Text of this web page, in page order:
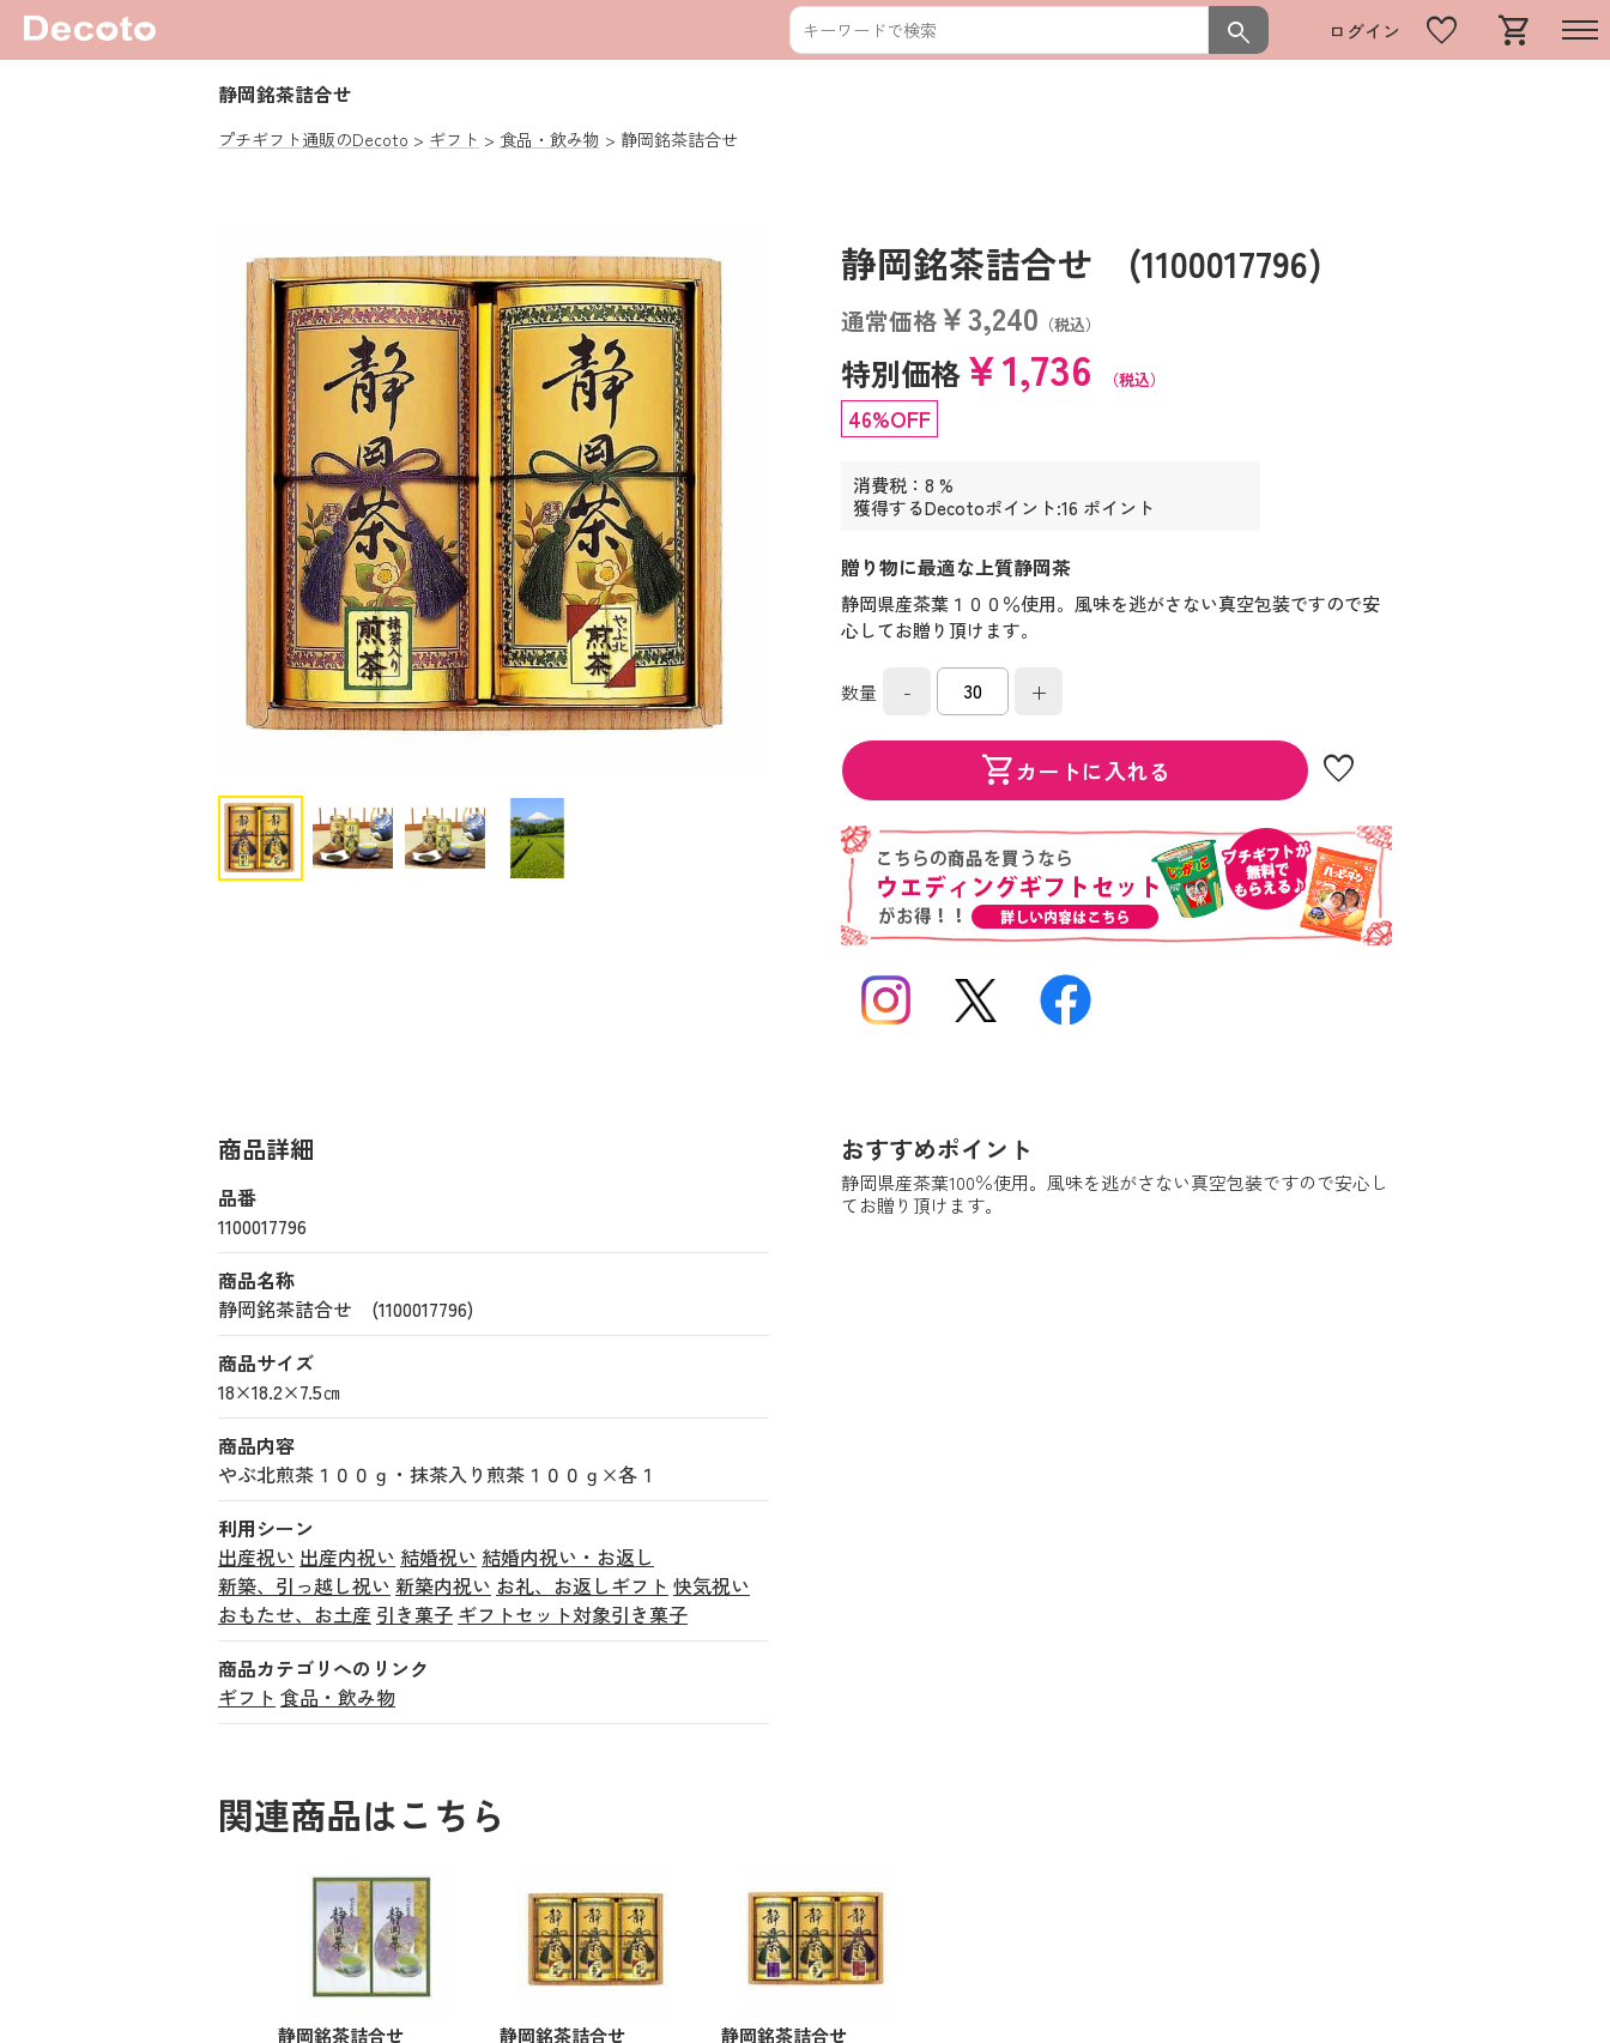
search ログイン favorite shopping_cart
静岡銘茶詰合せ
プチギフト通販のDecoto ギフト 食品・飲み物 静岡銘茶詰合せ
静岡銘茶詰合せ (1100017796)
通常価格￥3,240 （税込）
特別価格￥1,736 （税込）
46%OFF
消費税：8 %
獲得するDecotoポイント:16 ポイント
贈り物に最適な上質静岡茶
静岡県産茶葉１００％使用。風味を逃がさない真空包装ですので安
心してお贈り頂けます。
数量 - +
shopping_cartカートに入れる favorite
商品詳細
品番
1100017796
商品名称
静岡銘茶詰合せ (1100017796)
商品サイズ
18×18.2×7.5㎝
商品内容
やぶ北煎茶１００ｇ・抹茶入り煎茶１００ｇ×各１
利用シーン
出産祝い 出産内祝い 結婚祝い 結婚内祝い・お返し
新築、引っ越し祝い 新築内祝い お礼、お返しギフト 快気祝い
おもたせ、お土産 引き菓子 ギフトセット対象引き菓子
商品カテゴリへのリンク
ギフト 食品・飲み物
おすすめポイント
静岡県産茶葉100％使用。風味を逃がさない真空包装ですので安心し
てお贈り頂けます。
関連商品はこちら
静岡銘茶詰合せ 静岡銘茶詰合せ 静岡銘茶詰合せ